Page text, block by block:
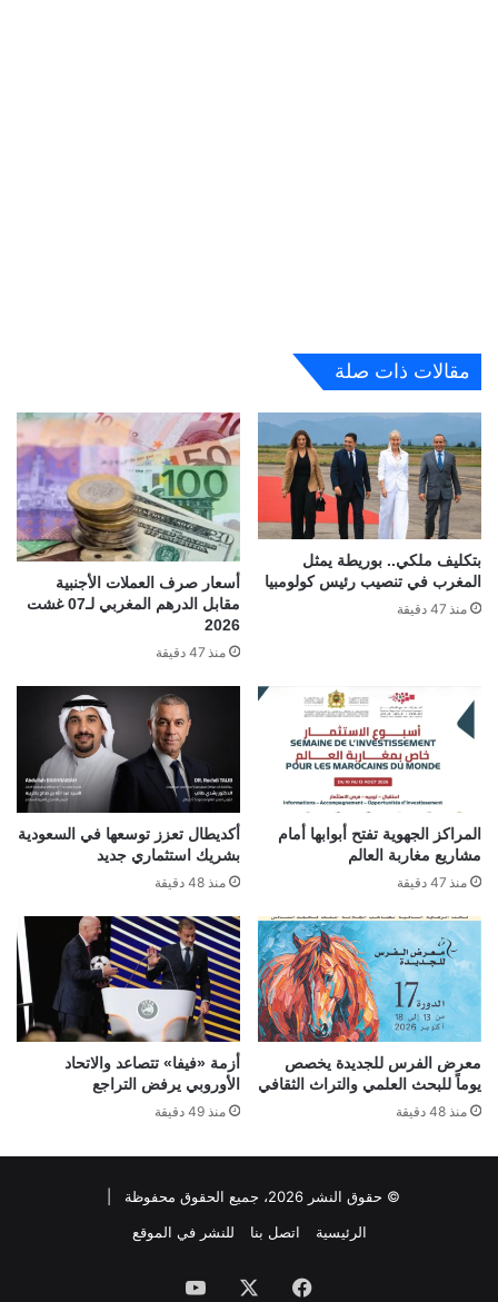
مقالات ذات صلة
بتكليف ملكي.. بوريطة يمثل
المغرب في تنصيب رئيس كولومبيا
منذ 47 دقيقة
أسعار صرف العملات الأجنبية
مقابل الدرهم المغربي لـ07 غشت
2026
منذ 47 دقيقة
المراكز الجهوية تفتح أبوابها أمام
مشاريع مغاربة العالم
منذ 47 دقيقة
أكديطال تعزز توسعها في السعودية
بشريك استثماري جديد
منذ 48 دقيقة
معرض الفرس للجديدة يخصص
يوماً للبحث العلمي والتراث الثقافي
منذ 48 دقيقة
أزمة «فيفا» تتصاعد والاتحاد
الأوروبي يرفض التراجع
منذ 49 دقيقة
© حقوق النشر 2026، جميع الحقوق محفوظة |
الرئيسية
اتصل بنا للنشر في الموقع
فيسبوك